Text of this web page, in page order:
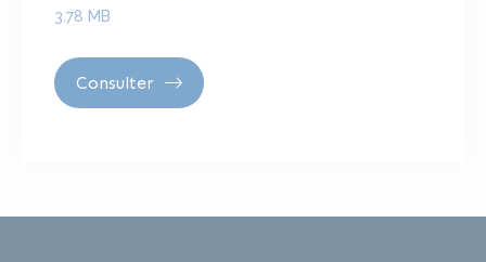
3.78 MB
Consulter